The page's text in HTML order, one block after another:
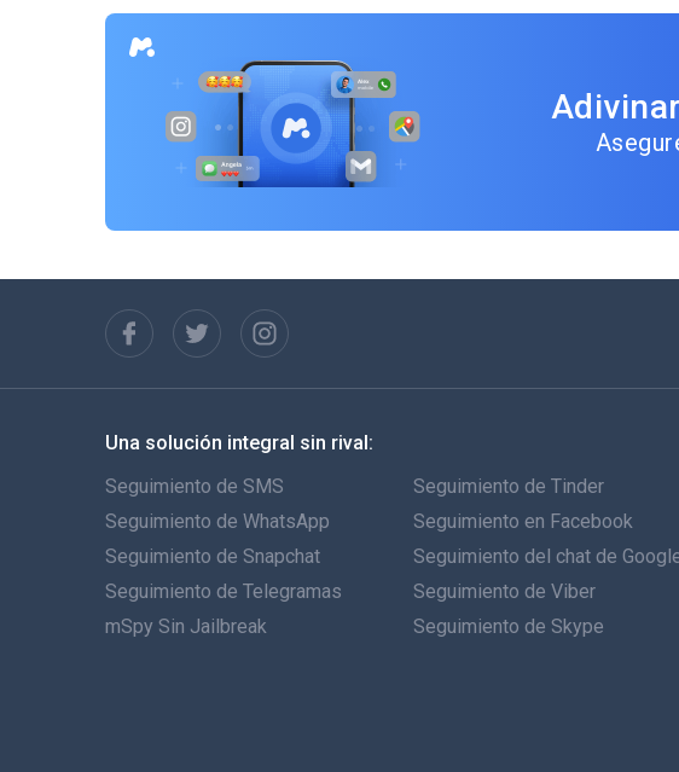
Una solución integral sin rival:
Seguimiento de SMS
Seguimiento de WhatsApp
Seguimiento de Snapchat
Seguimiento de Telegramas
mSpy Sin Jailbreak
Seguimiento de Tinder
Seguimiento en Facebook
Seguimiento del chat de
Seguimiento de Viber
Seguimiento de Skype